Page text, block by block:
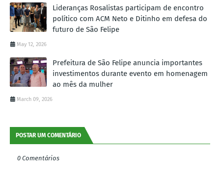
Lideranças Rosalistas participam de encontro
político com ACM Neto e Ditinho em defesa do
futuro de São Felipe
May 12, 2026
Prefeitura de São Felipe anuncia importantes
investimentos durante evento em homenagem
ao mês da mulher
March 09, 2026
POSTAR UM COMENTÁRIO
0 Comentários